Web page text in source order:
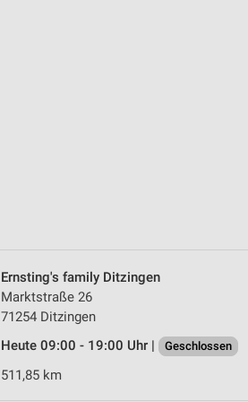
Ernsting's family Ditzingen
Marktstraße 26
71254 Ditzingen
Heute 09:00 - 19:00 Uhr |
Geschlossen
511,85 km